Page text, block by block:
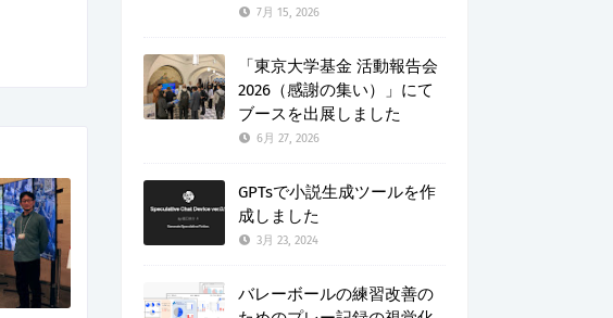
7月 15, 2026
「東京大学基金 活動報告会
2026（感謝の集い）」にて
ブースを出展しました
6月 27, 2026
GPTsで小説生成ツールを作
成しました
3月 23, 2024
バレーボールの練習改善の